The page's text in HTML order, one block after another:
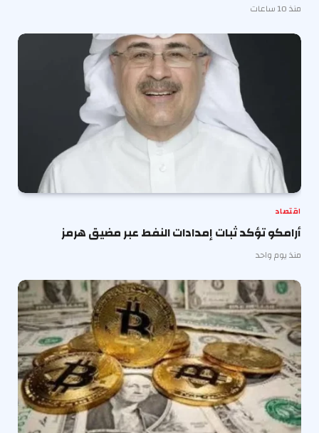
منذ 10 ساعات
اقتصاد
أرامكو تؤكد ثبات إمدادات النفط عبر مضيق هرمز
منذ يوم واحد